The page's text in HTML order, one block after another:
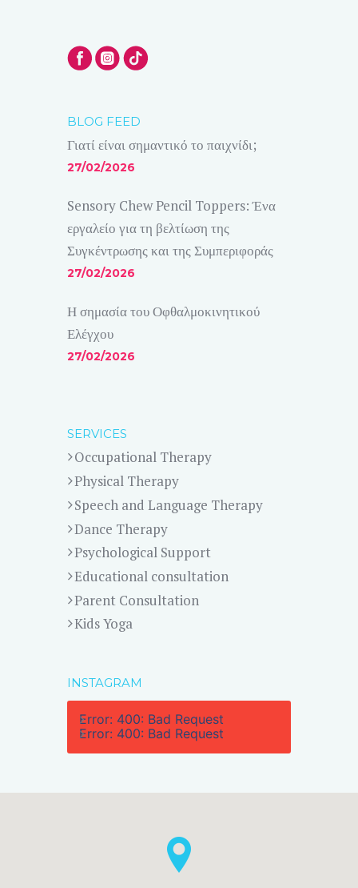
BLOG FEED
Γιατί είναι σημαντικό το παιχνίδι;
27/02/2026
Sensory Chew Pencil Toppers: Ένα
εργαλείο για τη βελτίωση της
Συγκέντρωσης και της Συμπεριφοράς
27/02/2026
Η σημασία του Οφθαλμοκινητικού
Ελέγχου
27/02/2026
SERVICES
Occupational Therapy
Physical Therapy
Speech and Language Therapy
Dance Therapy
Psychological Support
Educational consultation
Parent Consultation
Kids Yoga
INSTAGRAM
Error: 400: Bad Request
Error: 400: Bad Request